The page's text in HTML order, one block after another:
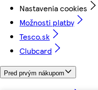
Nastavenia cookies
Možnosti platby
Tesco.sk
Clubcard
Pred prvým nákupom